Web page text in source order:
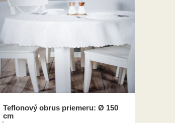
Teflonový obrus priemeru: Ø 150
cm